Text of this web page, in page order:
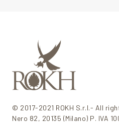
© 2017-2021 ROKH S.r.l.- All
Nero 82, 20135 (Milano) P. IVA